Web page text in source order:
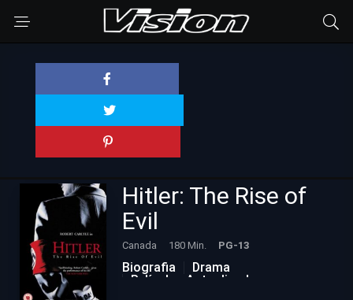
Hitler: The Rise of
Evil
Canada 180 Min. PG-13
Biografia
Drama
Películas Actualizadas